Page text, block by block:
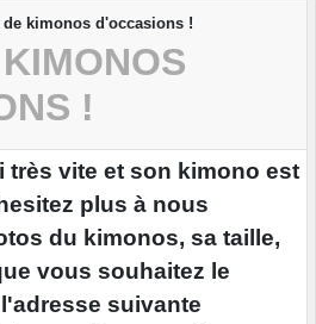
de kimonos d'occasions !
!
très vite et son kimono est
plus à nous
du kimonos, sa taille,
vous souhaitez le
suivante